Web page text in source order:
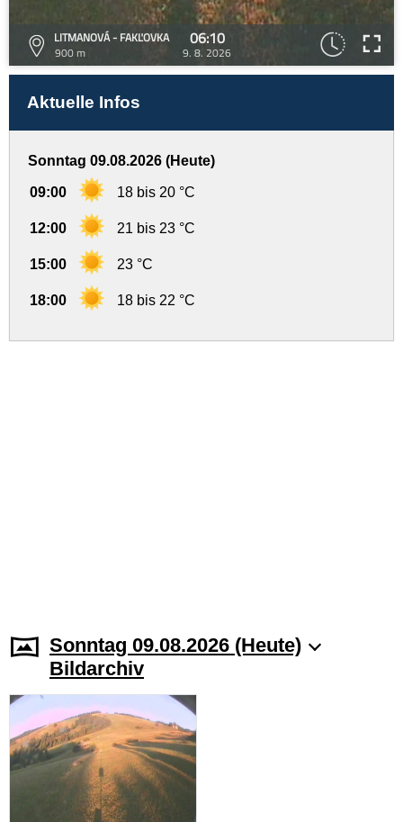
LITMANOVÁ - FAKĽOVKA
900 m
06:10
9. 8. 2026
Aktuelle Infos
Sonntag 09.08.2026 (Heute)
09:00 18 bis 20 °C
12:00 21 bis 23 °C
15:00 23 °C
18:00 18 bis 22 °C
Sonntag 09.08.2026 (Heute)
Bildarchiv